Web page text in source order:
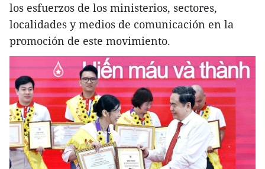
los esfuerzos de los ministerios, sectores,
localidades y medios de comunicación en la
promoción de este movimiento.